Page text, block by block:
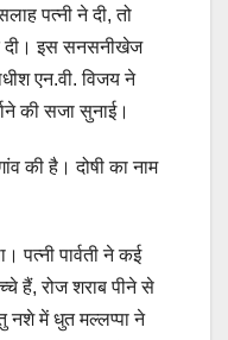
पत्नी ने दी, तो
दी। इस सनसनीखेज
एन.वी. विजय ने
की सजा सुनाई।
की है। दोषी का नाम
पत्नी पार्वती ने कई
हैं, रोज शराब पीने से
नशे में धुत मल्लप्पा ने